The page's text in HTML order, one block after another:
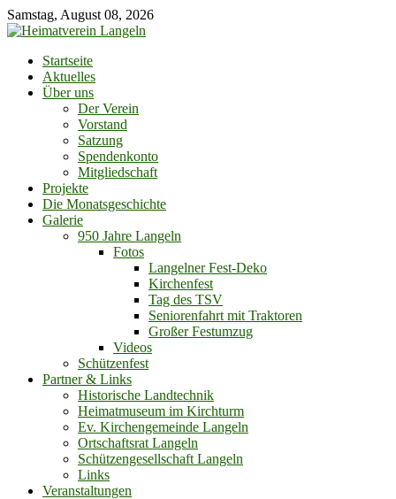
Skip
to
Samstag, August 08, 2026
Startseite
Aktuelles
Über uns
Der Verein
Vorstand
Satzung
Spendenkonto
Mitgliedschaft
Projekte
Die Monatsgeschichte
Galerie
950 Jahre Langeln
Fotos
Langelner Fest-Deko
Kirchenfest
Tag des TSV
Seniorenfahrt mit Traktoren
Großer Festumzug
Videos
Schützenfest
Partner & Links
Historische Landtechnik
Heimatmuseum im Kirchturm
Ev. Kirchengemeinde Langeln
Ortschaftsrat Langeln
Schützengesellschaft Langeln
Links
Veranstaltungen